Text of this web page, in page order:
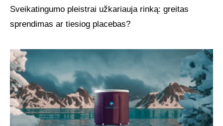
Sveikatingumo pleistrai užkariauja rinką: greitas
sprendimas ar tiesiog placebas?